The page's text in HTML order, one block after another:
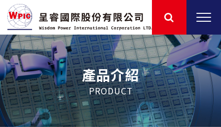
產品介紹
PRODUCT